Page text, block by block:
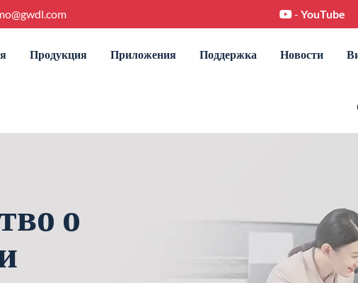
- YouTube
Продукция Приложения Поддержка Новости
о